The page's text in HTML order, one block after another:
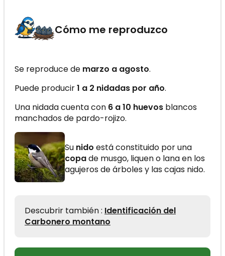
Cómo me reproduzco
Se reproduce de marzo a agosto.
Puede producir1 a 2 nidadas por año.
Una nidada cuenta con 6 a 10 huevos blancos
manchados de pardo-rojizo.
Su nido está constituido por una
copade musgo, liquen o lana en los
agujeros de árboles y las cajas nido.
Descubrir también : Identificación del
Carbonero montano